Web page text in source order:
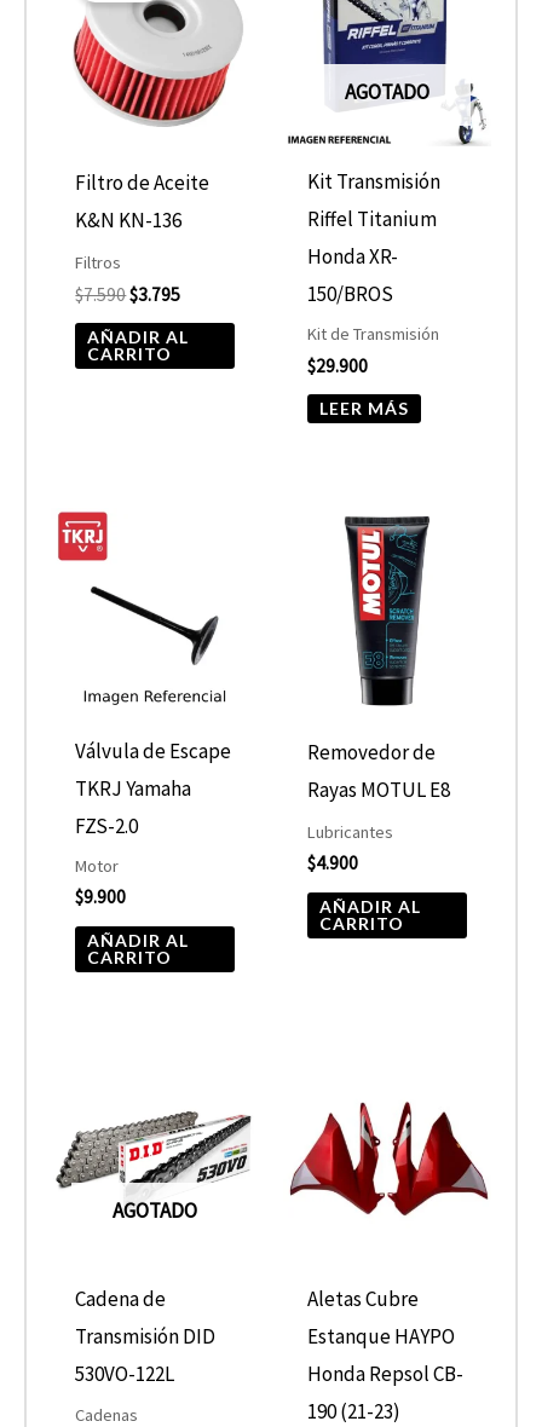
Filtro de Aceite
K&N KN-136
Filtros
$7.590
era:
$3.795
es:
$3.795.
AÑADIR AL
CARRITO
AGOTADO
Kit Transmisión
Riffel Titanium
Honda XR-
150/BROS
Kit de Transmisión
$29.900
LEER MÁS
Válvula de Escape
TKRJ Yamaha
FZS-2.0
Motor
$9.900
AÑADIR AL
CARRITO
Removedor de
Rayas MOTUL E8
Lubricantes
$4.900
AÑADIR AL
CARRITO
AGOTADO
Cadena de
Transmisión DID
530VO-122L
Cadenas
Aletas Cubre
Estanque HAYPO
Honda Repsol CB-
190 (21-23)